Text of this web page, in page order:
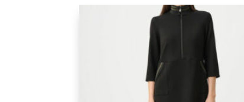
récent
au
plus
ancien